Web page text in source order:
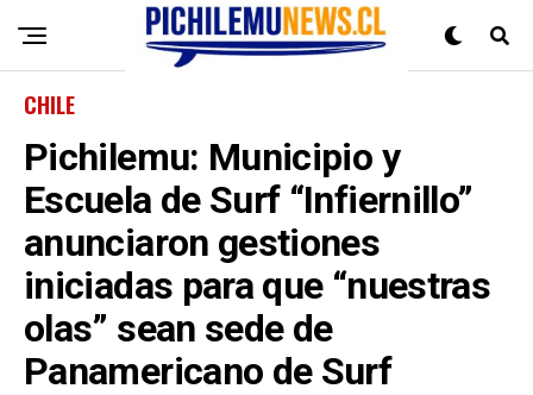
CHILE
Pichilemu: Municipio y
Escuela de Surf “Infiernillo”
anunciaron gestiones
iniciadas para que “nuestras
olas” sean sede de
Panamericano de Surf